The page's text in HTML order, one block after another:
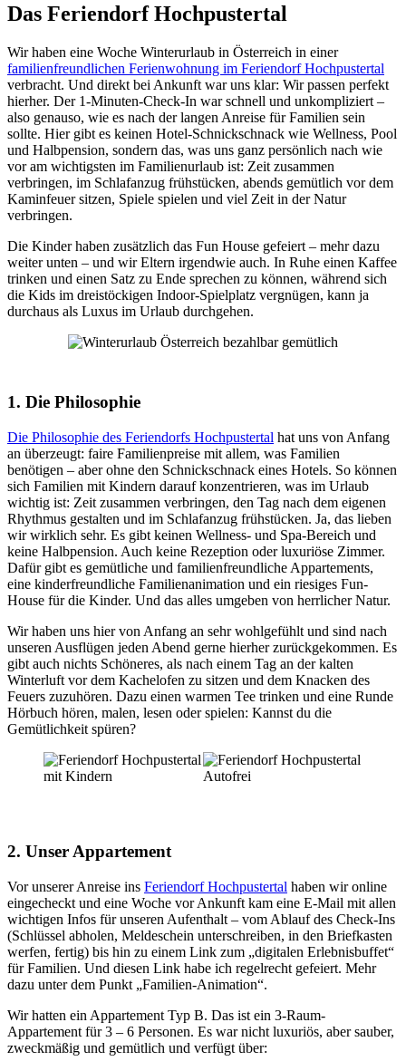
Das Feriendorf Hochpustertal
Wir haben eine Woche Winterurlaub in Österreich in einer
familienfreundlichen Ferienwohnung im Feriendorf Hochpustertal
verbracht. Und direkt bei Ankunft war uns klar: Wir passen perfekt
hierher. Der 1-Minuten-Check-In war schnell und unkompliziert –
also genauso, wie es nach der langen Anreise für Familien sein
sollte. Hier gibt es keinen Hotel-Schnickschnack wie Wellness, Pool
und Halbpension, sondern das, was uns ganz persönlich nach wie
vor am wichtigsten im Familienurlaub ist: Zeit zusammen
verbringen, im Schlafanzug frühstücken, abends gemütlich vor dem
Kaminfeuer sitzen, Spiele spielen und viel Zeit in der Natur
verbringen.
Die Kinder haben zusätzlich das Fun House gefeiert – mehr dazu
weiter unten – und wir Eltern irgendwie auch. In Ruhe einen Kaffee
trinken und einen Satz zu Ende sprechen zu können, während sich
die Kids im dreistöckigen Indoor-Spielplatz vergnügen, kann ja
durchaus als Luxus im Urlaub durchgehen.
1. Die Philosophie
Die Philosophie des Feriendorfs Hochpustertal hat uns von Anfang
an überzeugt: faire Familienpreise mit allem, was Familien
benötigen – aber ohne den Schnickschnack eines Hotels. So können
sich Familien mit Kindern darauf konzentrieren, was im Urlaub
wichtig ist: Zeit zusammen verbringen, den Tag nach dem eigenen
Rhythmus gestalten und im Schlafanzug frühstücken. Ja, das lieben
wir wirklich sehr. Es gibt keinen Wellness- und Spa-Bereich und
keine Halbpension. Auch keine Rezeption oder luxuriöse Zimmer.
Dafür gibt es gemütliche und familienfreundliche Appartements,
eine kinderfreundliche Familienanimation und ein riesiges Fun-
House für die Kinder. Und das alles umgeben von herrlicher Natur.
Wir haben uns hier von Anfang an sehr wohlgefühlt und sind nach
unseren Ausflügen jeden Abend gerne hierher zurückgekommen. Es
gibt auch nichts Schöneres, als nach einem Tag an der kalten
Winterluft vor dem Kachelofen zu sitzen und dem Knacken des
Feuers zuzuhören. Dazu einen warmen Tee trinken und eine Runde
Hörbuch hören, malen, lesen oder spielen: Kannst du die
Gemütlichkeit spüren?
2. Unser Appartement
Vor unserer Anreise ins Feriendorf Hochpustertal haben wir online
eingecheckt und eine Woche vor Ankunft kam eine E-Mail mit allen
wichtigen Infos für unseren Aufenthalt – vom Ablauf des Check-Ins
(Schlüssel abholen, Meldeschein unterschreiben, in den Briefkasten
werfen, fertig) bis hin zu einem Link zum „digitalen Erlebnisbuffet“
für Familien. Und diesen Link habe ich regelrecht gefeiert. Mehr
dazu unter dem Punkt „Familien-Animation“.
Wir hatten ein Appartement Typ B. Das ist ein 3-Raum-
Appartement für 3 – 6 Personen. Es war nicht luxuriös, aber sauber,
zweckmäßig und gemütlich und verfügt über: